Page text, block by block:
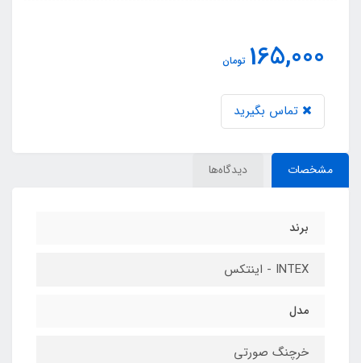
165,000 تومان
تماس بگیرید
مشخصات دیدگاه‌ها
برند
INTEX - اینتکس
مدل
خرچنگ صورتی